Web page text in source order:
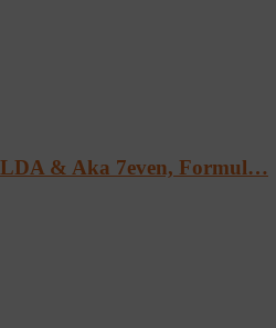
LDA & Aka 7even, Formul…